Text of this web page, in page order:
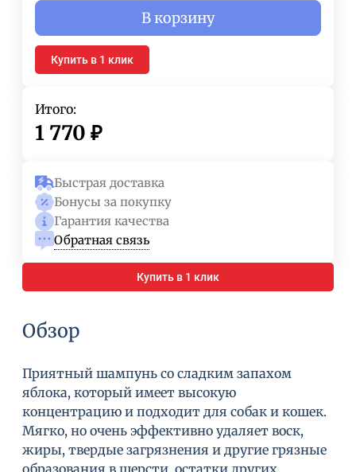
В корзину
Купить в 1 клик
Итого:
1 770 ₽
Быстрая доставка
Бонусы за покупку
Гарантия качества
Обратная связь
Купить в 1 клик
Обзор
Приятный шампунь со сладким запахом
яблока, который имеет высокую
концентрацию и подходит для собак и кошек.
Мягко, но очень эффективно удаляет воск,
жиры, твердые загрязнения и другие грязные